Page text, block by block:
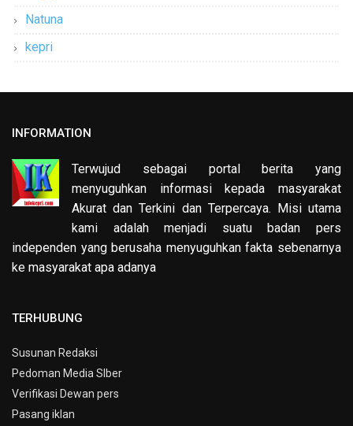
Natuna
kepri
INFORMATION
Terwujud sebagai portal berita yang
menyuguhkan informasi kepada masyarakat
Akurat dan Terkini dan Terpercaya. Misi utama
kami adalah menjadi suatu badan pers
independen yang berusaha menyuguhkan fakta sebenarnya
ke masyarakat apa adanya
TERHUBUNG
Susunan Redaksi
Pedoman Media SIber
Verifikasi Dewan pers
Pasang iklan